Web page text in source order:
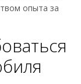
опыта за